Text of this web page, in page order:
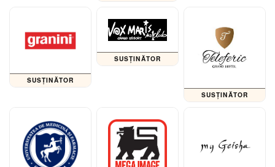
SUSȚINĂTOR
SUSȚINĂTOR
SUSȚINĂTOR